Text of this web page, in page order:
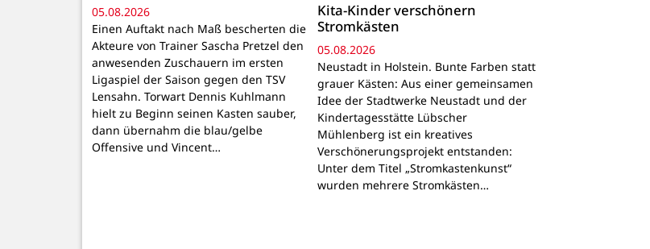
05.08.2026
Einen Auftakt nach Maß bescherten die
Akteure von Trainer Sascha Pretzel den
anwesenden Zuschauern im ersten
Ligaspiel der Saison gegen den TSV
Lensahn. Torwart Dennis Kuhlmann
hielt zu Beginn seinen Kasten sauber,
dann übernahm die blau/gelbe
Offensive und Vincent…
Kita-Kinder verschönern
Stromkästen
05.08.2026
Neustadt in Holstein. Bunte Farben statt
grauer Kästen: Aus einer gemeinsamen
Idee der Stadtwerke Neustadt und der
Kindertagesstätte Lübscher
Mühlenberg ist ein kreatives
Verschönerungsprojekt entstanden:
Unter dem Titel „Stromkastenkunst“
wurden mehrere Stromkästen…